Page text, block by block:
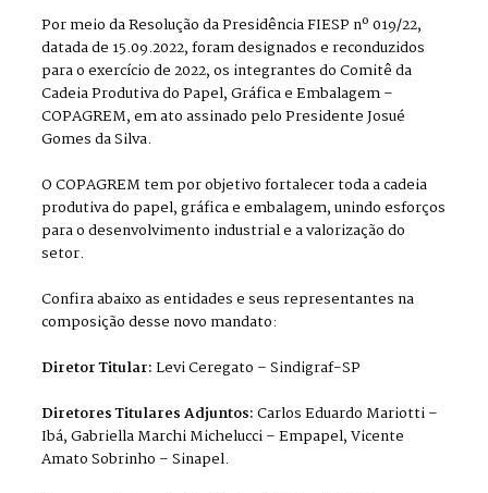
Por meio da Resolução da Presidência FIESP nº 019/22,
datada de 15.09.2022, foram designados e reconduzidos
para o exercício de 2022, os integrantes do Comitê da
Cadeia Produtiva do Papel, Gráfica e Embalagem –
COPAGREM, em ato assinado pelo Presidente Josué
Gomes da Silva.
O COPAGREM tem por objetivo fortalecer toda a cadeia
produtiva do papel, gráfica e embalagem, unindo esforços
para o desenvolvimento industrial e a valorização do
setor.
Confira abaixo as entidades e seus representantes na
composição desse novo mandato:
Diretor Titular:Levi Ceregato – Sindigraf-SP
Diretores Titulares Adjuntos:Carlos Eduardo Mariotti –
Ibá, Gabriella Marchi Michelucci – Empapel, Vicente
Amato Sobrinho – Sinapel.